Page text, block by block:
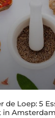
de Loep: 5
in Amsterdam